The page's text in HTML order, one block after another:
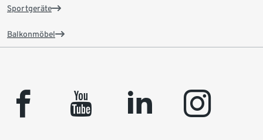
Sportgeräte
Balkonmöbel
facebook youtube linkedin instagram